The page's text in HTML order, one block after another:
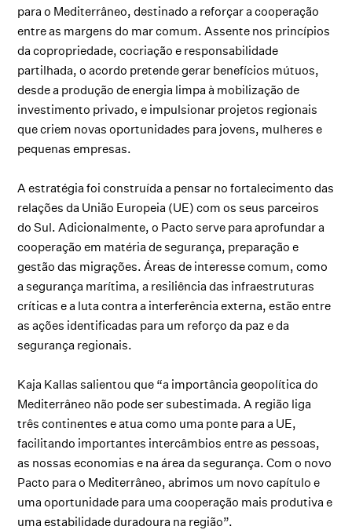
para o Mediterrâneo, destinado a reforçar a cooperação
entre as margens do mar comum. Assente nos princípios
da copropriedade, cocriação e responsabilidade
partilhada, o acordo pretende gerar benefícios mútuos,
desde a produção de energia limpa à mobilização de
investimento privado, e impulsionar projetos regionais
que criem novas oportunidades para jovens, mulheres e
pequenas empresas.
A estratégia foi construída a pensar no fortalecimento das
relações da União Europeia (UE) com os seus parceiros
do Sul. Adicionalmente, o Pacto serve para aprofundar a
cooperação em matéria de segurança, preparação e
gestão das migrações. Áreas de interesse comum, como
a segurança marítima, a resiliência das infraestruturas
críticas e a luta contra a interferência externa, estão entre
as ações identificadas para um reforço da paz e da
segurança regionais.
Kaja Kallas salientou que “a importância geopolítica do
Mediterrâneo não pode ser subestimada. A região liga
três continentes e atua como uma ponte para a UE,
facilitando importantes intercâmbios entre as pessoas,
as nossas economias e na área da segurança. Com o novo
Pacto para o Mediterrâneo, abrimos um novo capítulo e
uma oportunidade para uma cooperação mais produtiva e
uma estabilidade duradoura na região”.